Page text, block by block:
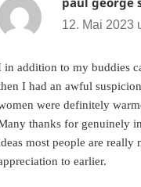
12. Mai 2023
in addition to my buddies
I had an awful
were definitely
thanks for genuinely
most people are really
to earlier.